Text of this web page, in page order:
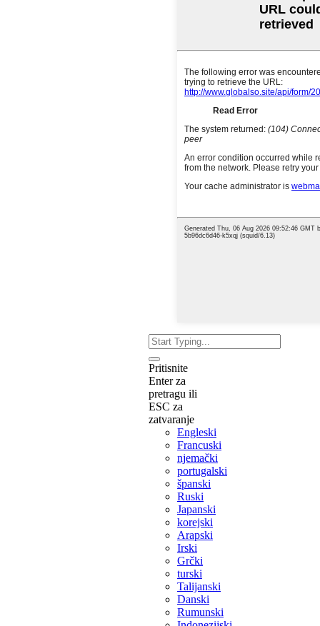
Pritisnite
Enter za
pretragu ili
ESC za
zatvaranje
Engleski
Francuski
njemački
portugalski
španski
Ruski
Japanski
korejski
Arapski
Irski
Grčki
turski
Talijanski
Danski
Rumunski